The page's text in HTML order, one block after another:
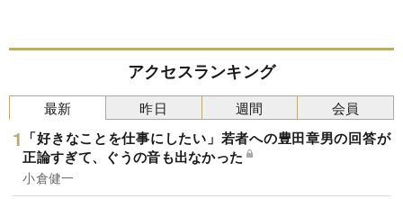
アクセスランキング
最新
「好きなことを仕事にしたい」若者への豊田章男の回答が
正論すぎて、ぐうの音も出なかった
小倉健一
昨日 週間 会員